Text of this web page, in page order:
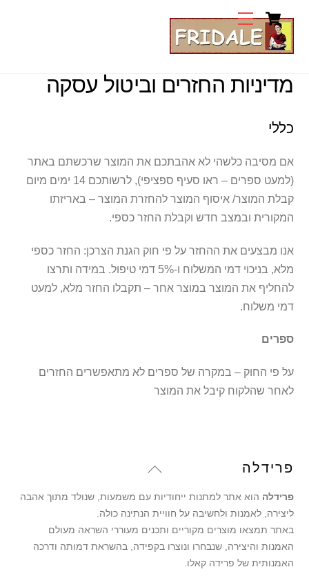
content
MenuCart
מדיניות החזרים וביטול עסקה
כללי
אם מסיבה כלשהי לא אהבתכם את המוצר שרכשתם באתר
(למעט ספרים – ראו סעיף ספציפי), לרשותכם 14 ימים מיום
קבלת המוצר/ איסוף המוצר להחזרת המוצר – באריזתו
המקורית ובמצב חדש וקבלת החזר כספי.
אנו מבצעים את ההחזר על פי חוק הגנת הצרכן: החזר כספי
מלא, בניכוי דמי המשלוח ו-5% דמי טיפול. במידה ותרצו
להחליף את המוצר במוצר אחר – תקבלו החזר מלא, למעט
דמי משלוח.
ספרים
על פי החוק – במקרה של ספרים לא מתאפשרים החזרים
לאחר שהלקוח קיבל את המוצר
Back
Top
פרידלה
פרידלה הוא אתר למתנות ייחודיות עם משמעות, שנולד מתוך אהבה
ליצירה, לאמנות ולחשיבה על חוויית הנתינה כולה.
באתר תמצאו מוצרים מקוריים ותכנים מעוררי השראה מעולם
האמנות והיצירה, שנבחרו ונוצרו בקפידה, בהשראת דמותה ודרכה
האמנותית של פרידה קאלו.